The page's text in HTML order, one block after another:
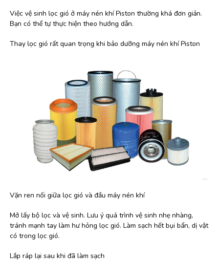
Việc vệ sinh lọc gió ở máy nén khí Piston thường khá đơn giản.
Bạn có thể tự thực hiện theo hướng dẫn.
Thay lọc gió rất quan trọng khi bảo dưỡng máy nén khí Piston
Vặn ren nối giữa lọc gió và đầu máy nén khí
Mở lấy bộ lọc và vệ sinh. Lưu ý quá trình vệ sinh nhẹ nhàng,
tránh mạnh tay làm hư hỏng lọc gió. Làm sạch hết bụi bẩn, dị vật
có trong lọc gió.
Lắp ráp lại sau khi đã làm sạch